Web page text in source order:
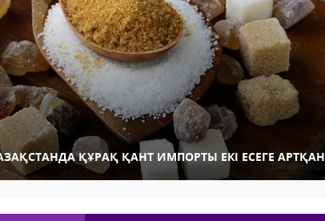
ҚҰРАҚ ҚАНТ ИМПОРТЫ ЕКІ ЕСЕГЕ АРТҚАН